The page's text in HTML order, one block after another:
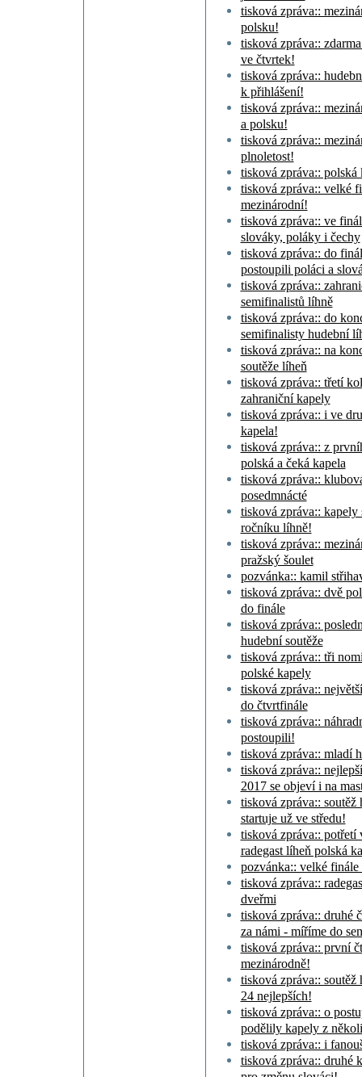
tisková zpráva::
polsku!
tisková zpráva::
ve čtvrtek!
tisková zpráva::
k přihlášení!
tisková zpráva::
a polsku!
tisková zpráva::
plnoletost!
tisková zpráva::
tisková zpráva:: velké
mezinárodní!
tisková zpráva:: ve
slováky, poláky i čechy
tisková zpráva:: do
postoupili poláci a
tisková zpráva::
semifinalistů líhně
tisková zpráva:: do
semifinalisty hudební
tisková zpráva:: na
soutěže líheň
tisková zpráva:: třetí
zahraniční kapely
tisková zpráva:: i ve
kapela!
tisková zpráva:: z
polská a čeká kapela
tisková zpráva::
posedmnácté
tisková zpráva:: kapely
ročníku líhně!
tisková zpráva::
pražský šoulet
pozvánka:: kamil
tisková zpráva:: dvě
do finále
tisková zpráva::
hudební soutěže
tisková zpráva:: tři
polské kapely
tisková zpráva::
do čtvrtfinále
tisková zpráva::
postoupili!
tisková zpráva:: mladí
tisková zpráva::
2017 se objeví i na
tisková zpráva::
startuje už ve středu!
tisková zpráva::
radegast líheň polská
pozvánka:: velké finále
tisková zpráva::
dveřmi
tisková zpráva:: druhé
za námi - míříme do
tisková zpráva:: první
mezinárodně!
tisková zpráva:: soutěž
24 nejlepších!
tisková zpráva:: o
podělily kapely z
tisková zpráva:: i
tisková zpráva:: druhé